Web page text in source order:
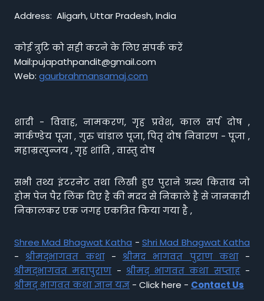
Address: Aligarh, Uttar Pradesh, India
कोई त्रुटि को सही करने के लिए संपर्क करें
Mail:pujapathpandit@gmail.com
Web: gaurbrahmansamaj.com
शादी - विवाह, नामकरण, गृह प्रवेश, काल सर्प दोष ,
मार्कण्डेय पूजा , गुरु चांडाल पूजा, पितृ दोष निवारण - पूजा ,
महाम्रत्युन्जय , गृह शांति , वास्तु दोष
सभी तथ्य इंटरनेट तथा लिखी हुए पुराने ग्रन्थ किताब जो
होम पेज पैर लिंक दिए है की मदद से निकाले है से जानकारी
निकालकर एक जगह एकत्रित किया गया है ,
Shree Mad Bhagwat Katha - Shri Mad Bhagwat Katha
- श्रीमद्भागवत कथा- श्रीमद भागवत पुराण कथा-
श्रीमद्भागवत महापुराण - श्रीमद् भागवत कथा सप्ताह-
श्रीमद् भागवत कथा ज्ञान यज्ञ - Click here - Contact Us